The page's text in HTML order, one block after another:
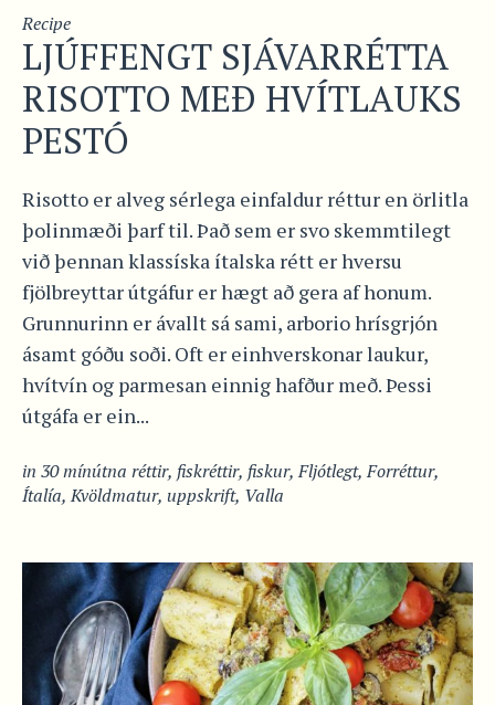
Recipe
LJÚFFENGT SJÁVARRÉTTA
RISOTTO MEÐ HVÍTLAUKS
PESTÓ
Risotto er alveg sérlega einfaldur réttur en örlitla
þolinmæði þarf til. Það sem er svo skemmtilegt
við þennan klassíska ítalska rétt er hversu
fjölbreyttar útgáfur er hægt að gera af honum.
Grunnurinn er ávallt sá sami, arborio hrísgrjón
ásamt góðu soði. Oft er einhverskonar laukur,
hvítvín og parmesan einnig hafður með. Þessi
útgáfa er ein...
in 30 mínútna réttir, fiskréttir, fiskur,Fljótlegt,Forréttur,
Ítalía,Kvöldmatur, uppskrift, Valla